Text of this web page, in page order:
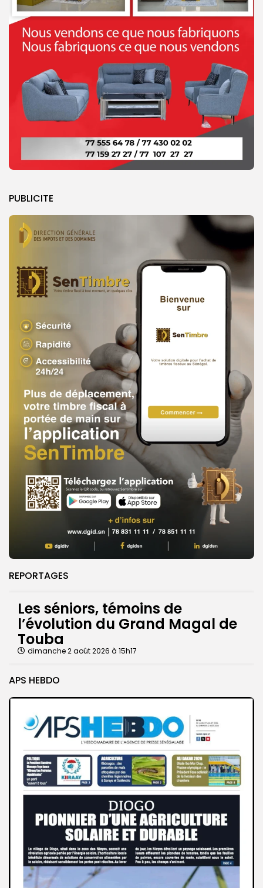
PUBLICITE
REPORTAGES
Les séniors, témoins de
l’évolution du Grand Magal de
Touba
dimanche 2 août 2026 à 15h17
APS HEBDO